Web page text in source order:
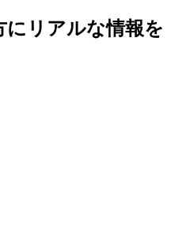
にリアルな情報を